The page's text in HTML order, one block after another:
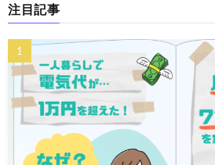
注目記事